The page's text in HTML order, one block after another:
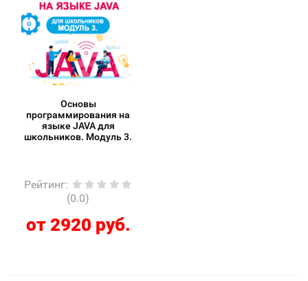
Основы
программирования на
языке JAVA для
школьников. Модуль 3.
Рейтинг:
(0.0)
от 2920 руб.